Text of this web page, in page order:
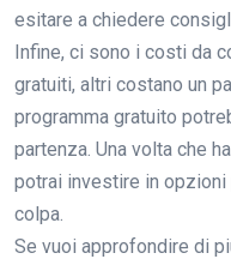
esitare a chiedere
Infine, ci sono i costi da
gratuiti, altri costano un
programma gratuito
partenza. Una volta che
potrai investire in
colpa.
Se vuoi approfondire di